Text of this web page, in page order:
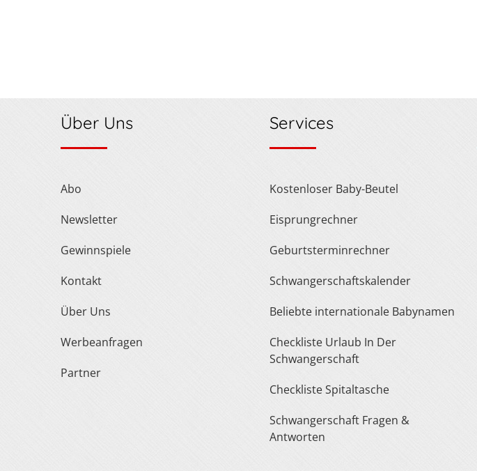
Über Uns
Abo
Newsletter
Gewinnspiele
Kontakt
Über Uns
Werbeanfragen
Partner
Services
Kostenloser Baby-Beutel
Eisprungrechner
Geburtsterminrechner
Schwangerschaftskalender
Beliebte internationale Babynamen
Checkliste Urlaub In Der
Schwangerschaft
Checkliste Spitaltasche
Schwangerschaft Fragen &
Antworten